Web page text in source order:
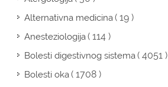
Alternativna medicina( 19 )
Anesteziologija( 114 )
Bolesti digestivnog sistema( 4051 )
Bolesti oka( 1708 )